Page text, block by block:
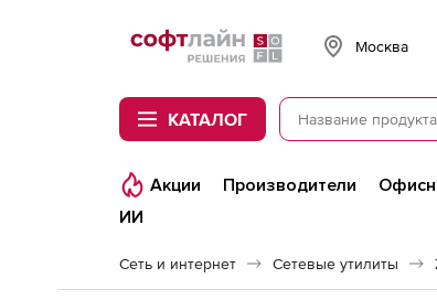
Softline
Москва
КАТАЛОГ
Акции Производители
ИИ
Сеть и интернет Сетевые утилиты